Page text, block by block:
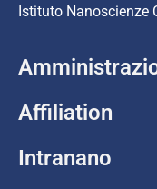
Istituto Nanoscienze
Affiliation
Intranano